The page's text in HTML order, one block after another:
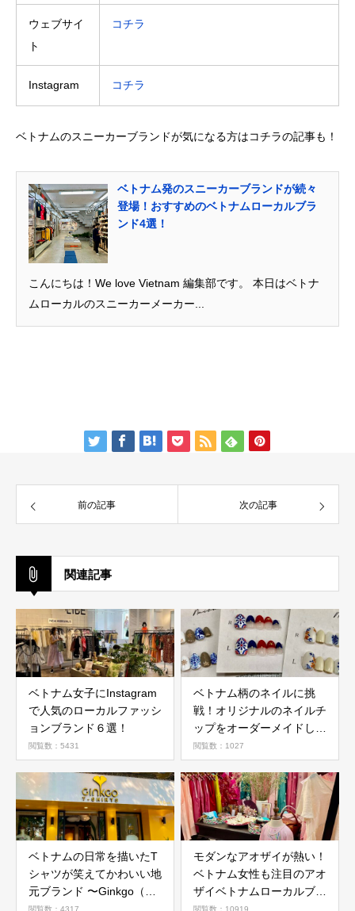
ウェブサイ
ト
コチラ
Instagram コチラ
ベトナムのスニーカーブランドが気になる方はコチラの記事も！
ベトナム発のスニーカーブランドが続々
登場！おすすめのベトナムローカルブラ
ンド4選！
こんにちは！We love Vietnam 編集部です。 本日はベトナ
ムローカルのスニーカーメーカー...
前の記事 次の記事
関連記事
ベトナム女子にInstagram
で人気のローカルファッシ
ョンブランド６選！
閲覧数：5431
ベトナム柄のネイルに挑
戦！オリジナルのネイルチ
ップをオーダーメイドして
みた！
閲覧数：1027
ベトナムの日常を描いたT
シャツが笑えてかわいい地
元ブランド 〜Ginkgo（ギ
ンコ）
閲覧数：4317
モダンなアオザイが熱い！
ベトナム女性も注目のアオ
ザイベトナムローカルブラ
ンド５選！
閲覧数：10919